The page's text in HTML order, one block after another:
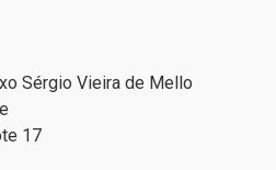
Sérgio Vieira de Mello
17